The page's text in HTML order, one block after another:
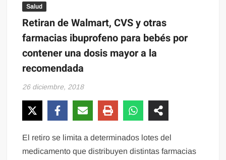
Salud
Retiran de Walmart, CVS y otras
farmacias ibuprofeno para bebés por
contener una dosis mayor a la
recomendada
26 diciembre, 2018
El retiro se limita a determinados lotes del
medicamento que distribuyen distintas farmacias